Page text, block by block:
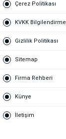
Çerez Politikası
KVKK Bilgilendirme
Gizlilik Politikası
Sitemap
Firma Rehberi
Künye
İletişim